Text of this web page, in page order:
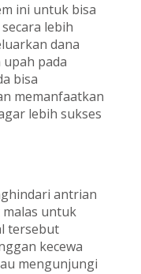
ini untuk bisa
lebih
dana
pada
bisa
memanfaatkan
lebih sukses
antrian
untuk
tersebut
kecewa
mengunjungi